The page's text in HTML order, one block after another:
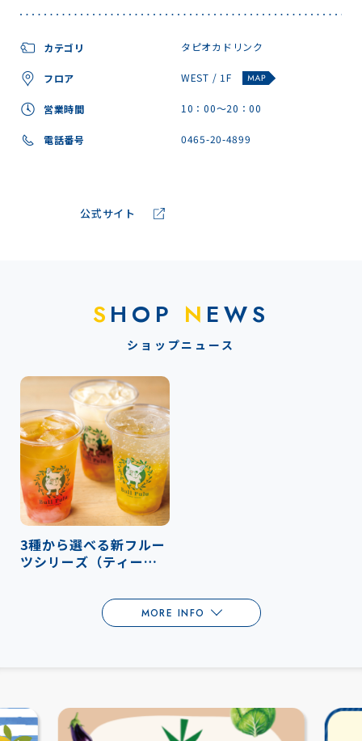
カテゴリ タピオカドリンク
フロア WEST / 1F
営業時間 10：00～20：00
電話番号 0465-20-4899
公式サイト
SHOP N EWS
ショップニュース
3種から選べる新フルー
ツシリーズ（ティー、
MORE INFO